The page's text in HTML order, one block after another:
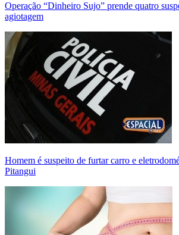
Operação “Dinheiro Sujo” prende quatro
agiotagem
Homem é suspeito de furtar carro e
Pitangui